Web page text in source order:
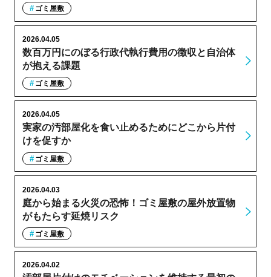
ゴミ屋敷
数百万円にのぼる行政代執行費用の徴収と自治体
が抱える課題
2026.04.05
ゴミ屋敷
実家の汚部屋化を食い止めるためにどこから片付
けを促すか
2026.04.05
ゴミ屋敷
庭から始まる火災の恐怖！ゴミ屋敷の屋外放置物
がもたらす延焼リスク
2026.04.03
ゴミ屋敷
2026.04.02